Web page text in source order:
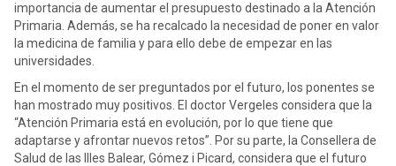
importancia de aumentar el presupuesto destinado a la Atención
Primaria. Además, se ha recalcado la necesidad de poner en valor
la medicina de familia y para ello debe de empezar en las
universidades.
En el momento de ser preguntados por el futuro, los ponentes se
han mostrado muy positivos. El doctor Vergeles considera que la
“Atención Primaria está en evolución, por lo que tiene que
adaptarse y afrontar nuevos retos”. Por su parte, la Consellera de
Salud de las Illes Balear, Gómez i Picard, considera que el futuro